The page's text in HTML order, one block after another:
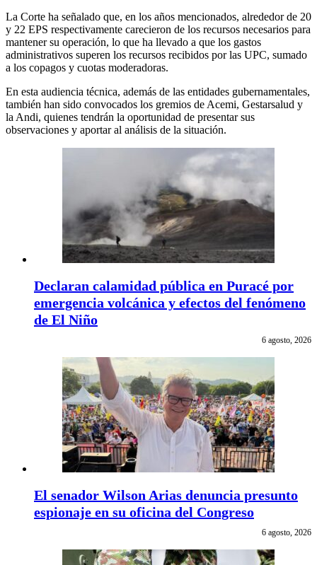
La Corte ha señalado que, en los años mencionados, alrededor de 20
y 22 EPS respectivamente carecieron de los recursos necesarios para
mantener su operación, lo que ha llevado a que los gastos
administrativos superen los recursos recibidos por las UPC, sumado
a los copagos y cuotas moderadoras.
En esta audiencia técnica, además de las entidades gubernamentales,
también han sido convocados los gremios de Acemi, Gestarsalud y
la Andi, quienes tendrán la oportunidad de presentar sus
observaciones y aportar al análisis de la situación.
Declaran calamidad pública en Puracé por
emergencia volcánica y efectos del fenómeno
de El Niño
6 agosto, 2026
El senador Wilson Arias denuncia presunto
espionaje en su oficina del Congreso
6 agosto, 2026